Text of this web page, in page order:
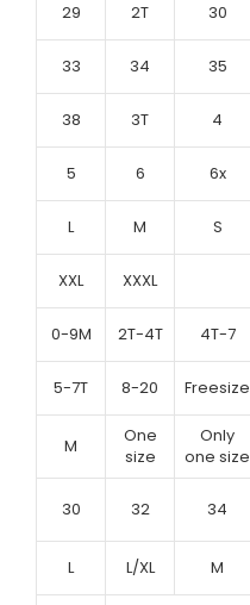
29 2T 30
33 34 35
38 3T 4
5 6 6x
L M S
XXL XXXL
0-9M 2T-4T 4T-7
5-7T 8-20 Freesize
M
One
size
Only
one size
30 32 34
L L/XL M